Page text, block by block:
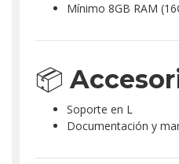
Mínimo 8GB RAM
📦
Soporte en L
Documentación y